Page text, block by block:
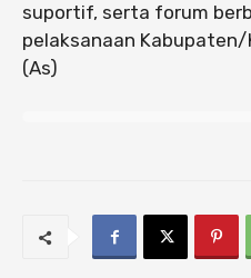
suportif, serta forum
pelaksanaan Kabupaten/
(As)